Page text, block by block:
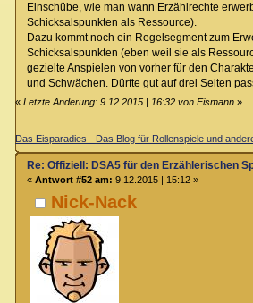
Einschübe, wie man wann Erzählrechte
Schicksalspunkten als Ressource).
Dazu kommt noch ein Regelsegment zum
Schicksalspunkten (eben weil sie als
gezielte Anspielen von vorher für den
und Schwächen. Dürfte gut auf drei Seiten
«Letzte Änderung: 9.12.2015 | 16:32 von Eismann »
Das Eisparadies - Das Blog für Rollenspiele und
Nick-Nack
Re: Offiziell: DSA5 für den Erzählerischen
« Antwort #52 am: 9.12.2015 | 15:12 »